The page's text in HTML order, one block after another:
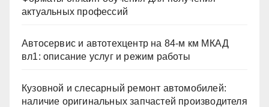
актуальных профессий
Автосервис и автотехцентр на 84-м км МКАД
вл1: описание услуг и режим работы
Кузовной и слесарный ремонт автомобилей:
наличие оригинальных запчастей производителя